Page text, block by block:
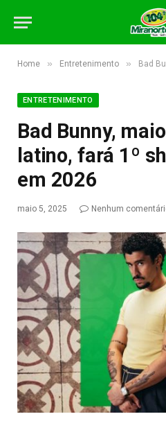
Home » Entretenimento » Bad Bunny,
ENTRETENIMENTO
Bad Bunny,
latino, fará 1º
em 2026
maio 5, 2025 Nenhum